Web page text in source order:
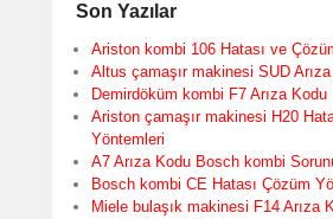
Son Yazılar
Ariston kombi 106 Hatası ve
Altus çamaşır makinesi SUD
Demirdöküm kombi F7 Arıza Kodu
Ariston çamaşır makinesi H20
Yöntemleri
A7 Arıza Kodu Bosch kombi
Bosch kombi CE Hatası Çözüm
Miele bulaşık makinesi F14 Arıza